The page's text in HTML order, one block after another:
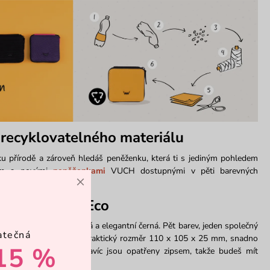
materiálu
přírodě a zároveň hledáš peněženku, která ti s jediným pohledem
s novýmipeněženkami VUCH dostupnými v pěti barevných
označením Eco
růžová, praktická šedá a elegantní černá. Pět barev, jeden společný
materiálu mají praktický rozměr 110 x 105 x 25 mm, snadno
nebo do kapsy. Navíc jsou opatřeny zipsem, takže budeš mít
v bezpečí.
×
%